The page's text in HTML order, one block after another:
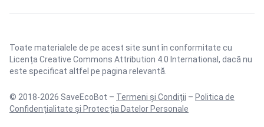
Toate materialele de pe acest site sunt în conformitate cu
Licența Creative Commons Attribution 4.0 International , dacă nu
este specificat altfel pe pagina relevantă.
© 2018-2026 SaveEcoBot – Termeni și Condiții – Politica de
Confidențialitate și Protecția Datelor Personale